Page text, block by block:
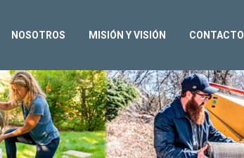
NOSOTROS MISIÓN Y VISIÓN CONTACTO